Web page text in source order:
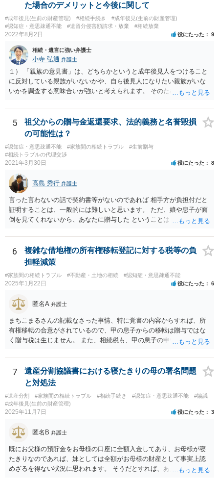
た場合のデメリットと今後に関して
#成年後見(生前の財産管理) #相続手続き
#成年後見(生前の財産管理)
#認知症・意思疎通不能
#遺留分侵害額請求・放棄 #相続放棄
2022年8月2日 役にたった 9
相続・遺言に強い弁護士
小寺 弘通 弁護士
１） 「親族の意見書」は、どちらかというと成年後見人をつけること
に反対している親族がいないかや、自ら後見人になりたい親族がいな
いかを調査する意味合いが強いと考えられます。 そのため、ご相談の
す。 ２） 場合によっては、介護や被後見人の財産の処分等に関して、
後見人から相談があることも考えられます。 また、お祖母さんがお亡
くなりになった場合、相続人となる可能性がありますが、 その場合は
相続放棄されれば問題ありません。 ３） 完全に拒否する方法はないか
もしれませんが、 関わりを持ちたくないとのことでしたら、親族の意
見書にその旨を記載して提出しておけば良いかも知れません。 後見人
は低いと考えられます。 以上、ご参考になさってください。
5
祖父からの贈与金返還要求、法的義務と名誉毀損
の可能性は？
#認知症・意思疎通不能 #家族間の相続トラブル
#生前贈与
#相続トラブルの代理交渉
2021年3月30日 役にたった 8
高島 秀行 弁護士
言った言わないの話で契約書等がないのであれば 相手方が負担付だと
証明することは、一般的には難しいと思います。 ただ、娘や息子が面
倒を見てくれないから、あなたに贈与した ということは あなたは面倒
性はあります。 祖父は、なぜあなたが面倒を見ないと言ったのに贈与
してくれたのか ということが問題となる可能性はあります。 祖父が認
知症という診断を受ければ 贈与時に判断能力がなかったから無効だと
主張してくる可能性はあります。 それが通るかは、医師の診断時期と
診断内容によります。
6
複雑な借地権の所有権移転登記に対する税等の負
担軽減策
#家族間の相続トラブル #不動産・土地の相続 #認知症・意思疎通不能
2025年1月22日 役にたった 6
匿名A 弁護士
まちこまるさんの記載なさった事情、特に覚書の内容からすれば、所
有権移転の合意がされているので、甲の息子からの移転は贈与ではな
く贈与税は生じません。 また、相続税も、甲の息子の申告の内容の問
で、支払う義務はないということになります。 所有権移転登記を求め
て裁判を起こすというのが本筋でしょう。 弁護士に依頼してくださ
7
遺産分割協議書における寝たきりの母の署名問題
と対処法
#遺産分割 #家族間の相続トラブル #相続手続き #認知症・意思疎通不能
#協議
#成年後見(生前の財産管理)
2025年11月7日 役にたった 3
匿名B 弁護士
既にお父様の預貯金をお母様の口座に全額入金してあり、お母様が寝
たきりなのであれば、妹としては全額がお母様の財産として事実上認
めざるを得ない状況に思われます。 そうだとすれば、あえて遺産分割